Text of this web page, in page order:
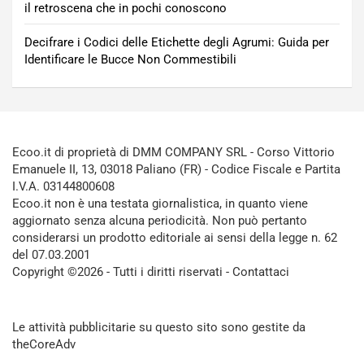
il retroscena che in pochi conoscono
Decifrare i Codici delle Etichette degli Agrumi: Guida per
Identificare le Bucce Non Commestibili
Ecoo.it di proprietà di DMM COMPANY SRL - Corso Vittorio
Emanuele II, 13, 03018 Paliano (FR) - Codice Fiscale e Partita
I.V.A. 03144800608
Ecoo.it non è una testata giornalistica, in quanto viene
aggiornato senza alcuna periodicità. Non può pertanto
considerarsi un prodotto editoriale ai sensi della legge n. 62
del 07.03.2001
Copyright ©2026 - Tutti i diritti riservati - Contattaci
Le attività pubblicitarie su questo sito sono gestite da
theCoreAdv